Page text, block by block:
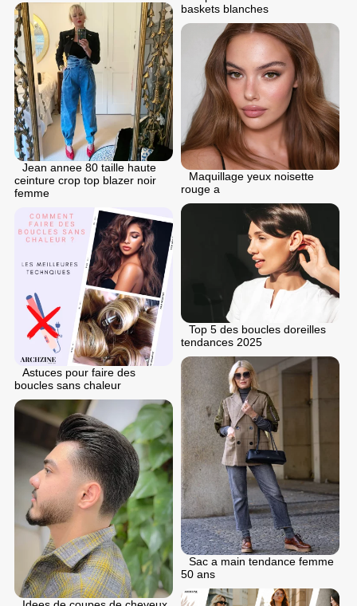
baskets blanches
Jean annee 80 taille haute
ceinture crop top blazer noir
femme
Maquillage yeux noisette
rouge a
Top 5 des boucles doreilles
tendances 2025
Astuces pour faire des
boucles sans chaleur
Sac a main tendance femme
50 ans